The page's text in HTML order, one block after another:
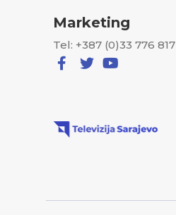
Marketing
Tel: +387 (0)33 776 817